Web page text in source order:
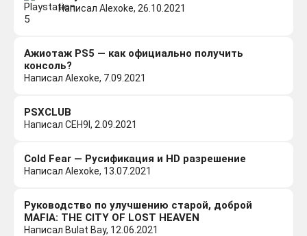
Написал Alexoke, 26.10.2021
Ажиотаж PS5 — как официально получить
консоль?
Написал Alexoke, 7.09.2021
PSXCLUB
Написал CEH9I, 2.09.2021
Cold Fear — Русификация и HD разрешение
Написал Alexoke, 13.07.2021
Руководство по улучшению старой, доброй
MAFIA: THE CITY OF LOST HEAVEN
Написал Bulat Bay, 12.06.2021